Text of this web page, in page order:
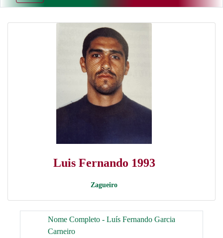
Luis Fernando 1993
Zagueiro
Nome Completo - Luís Fernando Garcia
Carneiro